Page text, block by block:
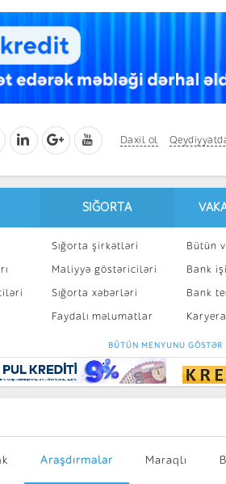
Daxil ol
SIĞORTA
Sığorta şirkətləri
Maliyyə göstəriciləri
Sığorta xəbərləri
Faydalı məlumatlar
Sığorta kalkulyatoru
Bütün
Bank
Bank
Karyera
BÜTÜN MENYUNU GÖSTƏR
Araşdırmalar Maraqlı